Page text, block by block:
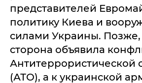
представителей
политику Киева и
силами Украины. Позже,
сторона объявила
Антитеррористической
(АТО), а к украинской